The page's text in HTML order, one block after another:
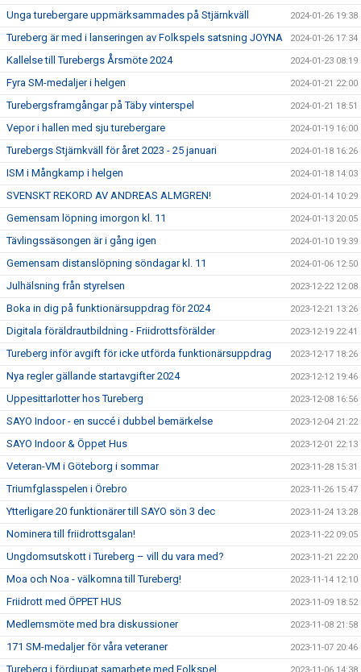
Unga turebergare uppmärksammades på Stjärnkväll 2024-01-26 19:38
Tureberg är med i lanseringen av Folkspels satsning JOYNA 2024-01-26 17:34
Kallelse till Turebergs Årsmöte 2024 2024-01-23 08:19
Fyra SM-medaljer i helgen 2024-01-21 22:00
Turebergsframgångar på Täby vinterspel 2024-01-21 18:51
Vepor i hallen med sju turebergare 2024-01-19 16:00
Turebergs Stjärnkväll för året 2023 - 25 januari 2024-01-18 16:26
ISM i Mångkamp i helgen 2024-01-18 14:03
SVENSKT REKORD AV ANDREAS ALMGREN! 2024-01-14 10:29
Gemensam löpning imorgon kl. 11 2024-01-13 20:05
Tävlingssäsongen är i gång igen 2024-01-10 19:39
Gemensam distanslöpning söndagar kl. 11 2024-01-06 12:50
Julhälsning från styrelsen 2023-12-22 12:08
Boka in dig på funktionärsuppdrag för 2024 2023-12-21 13:26
Digitala föräldrautbildning - Friidrottsförälder 2023-12-19 22:41
Tureberg inför avgift för icke utförda funktionärsuppdrag 2023-12-17 18:26
Nya regler gällande startavgifter 2024 2023-12-12 19:46
Uppesittarlotter hos Tureberg 2023-12-08 16:56
SAYO Indoor - en succé i dubbel bemärkelse 2023-12-04 21:22
SAYO Indoor & Öppet Hus 2023-12-01 22:13
Veteran-VM i Göteborg i sommar 2023-11-28 15:31
Triumfglasspelen i Örebro 2023-11-26 15:47
Ytterligare 20 funktionärer till SAYO sön 3 dec 2023-11-24 13:28
Nominera till friidrottsgalan! 2023-11-22 09:05
Ungdomsutskott i Tureberg – vill du vara med? 2023-11-21 22:20
Moa och Noa - välkomna till Tureberg! 2023-11-14 12:10
Friidrott med ÖPPET HUS 2023-11-09 18:52
Medlemsmöte med bra diskussioner 2023-11-08 21:58
171 SM-medaljer för våra veteraner 2023-11-07 20:46
Tureberg i fördjupat samarbete med Folkspel